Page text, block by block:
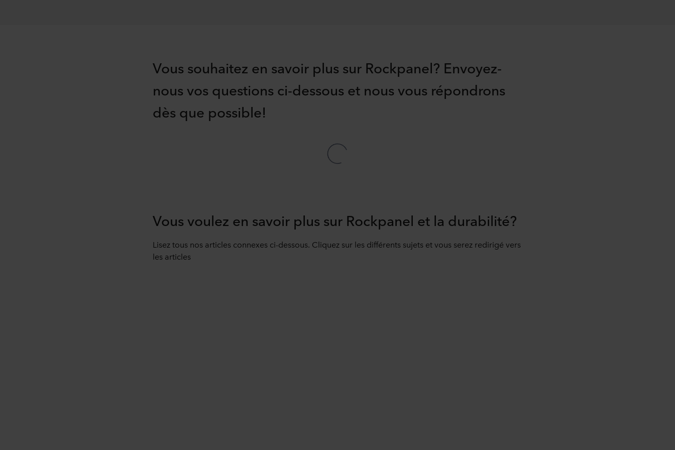
Vous souhaitez en savoir plus sur Rockpanel? Envoyez-
nous vos questions ci-dessous et nous vous répondrons
dès que possible!
Vous voulez en savoir plus sur Rockpanel et la durabilité?
Lisez tous nos articles connexes ci-dessous. Cliquez sur les différents sujets et vous serez redirigé vers
les articles